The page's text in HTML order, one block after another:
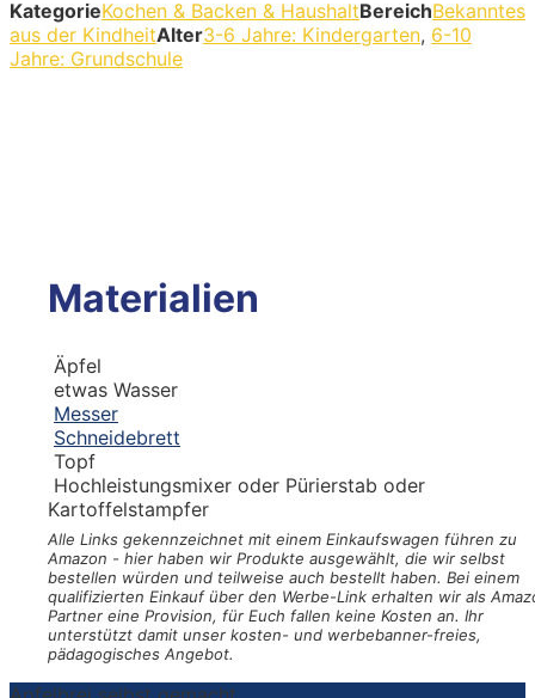
KategorieKochen & Backen & HaushaltBereichBekanntes
aus der KindheitAlter3-6 Jahre: Kindergarten, 6-10
Jahre: Grundschule
Materialien
Äpfel
etwas Wasser
Messer
Schneidebrett
Topf
Hochleistungsmixer oder Pürierstab oder
Kartoffelstampfer
Alle Links gekennzeichnet mit einem Einkaufswagen führen zu
Amazon - hier haben wir Produkte ausgewählt, die wir selbst
bestellen würden und teilweise auch bestellt haben. Bei einem
qualifizierten Einkauf über den Werbe-Link erhalten wir als
Partner eine Provision, für Euch fallen keine Kosten an. Ihr
unterstützt damit unser kosten- und werbebanner-freies,
pädagogisches Angebot.